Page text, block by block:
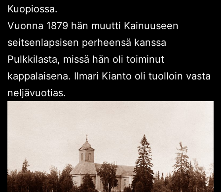
Kuopiossa.
Vuonna 1879 hän muutti Kainuuseen
seitsenlapsisen perheensä kanssa
Pulkkilasta, missä hän oli toiminut
kappalaisena. Ilmari Kianto oli tuolloin vasta
neljävuotias.